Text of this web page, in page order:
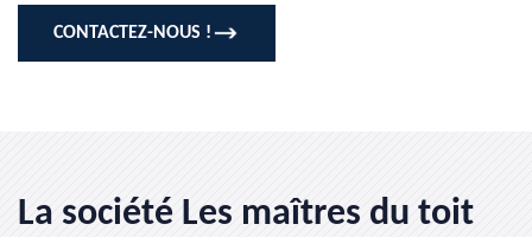
CONTACTEZ-NOUS !
La société Les maîtres du toit